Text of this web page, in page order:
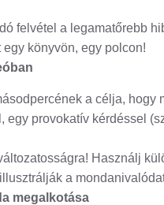
felvétel a legamatőrebb
könyvön, egy polcon!
a célja, hogy
provokatív kérdéssel
Használj
a
megalkotása